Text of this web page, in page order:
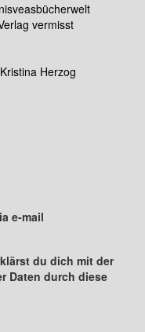
vermisst
Herzog
e-mail
du dich mit der
Daten durch diese